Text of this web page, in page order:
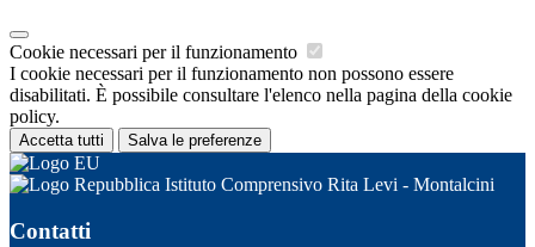
Cookie necessari per il funzionamento
I cookie necessari per il funzionamento non possono essere
disabilitati. È possibile consultare l'elenco nella pagina della cookie
policy.
Accetta tutti Salva le preferenze
Istituto Comprensivo Rita Levi - Montalcini
Contatti